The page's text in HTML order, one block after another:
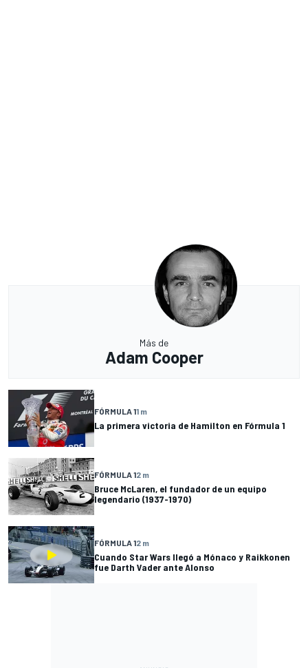
Más de
Adam Cooper
FÓRMULA 11 m
La primera victoria de Hamilton en Fórmula 1
FÓRMULA 12 m
Bruce McLaren, el fundador de un equipo
legendario (1937-1970)
FÓRMULA 12 m
Cuando Star Wars llegó a Mónaco y Raikkonen
fue Darth Vader ante Alonso